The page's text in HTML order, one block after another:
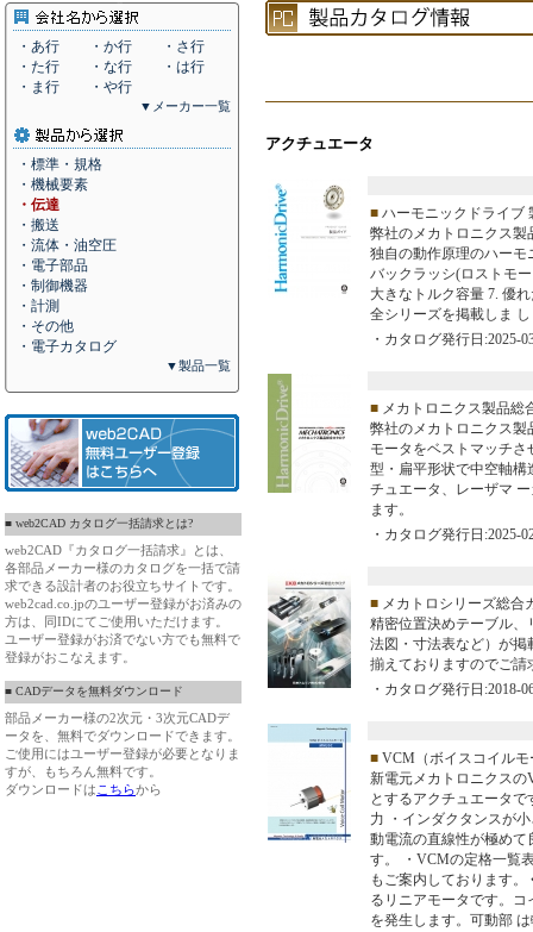
・あ行 ・か行
・さ行
・た行
・な行
・は行
・ま行
・や行
▼メーカー一覧
・標準・規格
・機械要素
・伝達
・搬送
・流体・油空圧
・電子部品
・制御機器
・計測
・その他
・電子カタログ
▼製品一覧
■ web2CAD カタログ一括請求とは?
web2CAD『カタログ一括請求』とは、
各部品メーカー様のカタログを一括で請
求できる設計者のお役立ちサイトです。
web2cad.co.jpのユーザー登録がお済みの
方は、同IDにてご使用いただけます。
ユーザー登録がお済でない方でも無料で
登録がおこなえます。
■ CADデータを無料ダウンロード
部品メーカー様の2次元・3次元CADデ
ータを、無料でダウンロードできます。
ご使用にはユーザー登録が必要となりま
すが、もちろん無料です。
ダウンロードは こちらから
アクチュエータ
■ ハーモニックドライブ
弊社のメカトロニクス
独自の動作原理のハーモ
バックラッシ(ロストモ
大きなトルク容量 7. 優
全シリーズを掲載しま
・カタログ発行日:2025-
■ メカトロニクス製品総
弊社のメカトロニクス製
モータをベストマッチ
型・扁平形状で中空軸
チュエータ、レーザマ
ます。
・カタログ発行日:2025-
■ メカトロシリーズ総合
精密位置決めテーブル
法図・寸法表など）が
揃えておりますのでご
・カタログ発行日:2018-
■ VCM（ボイスコイルモ
新電元メカトロニクス
とするアクチュエータ
力 ・インダクタンスが
動電流の直線性が極め
す。 ・VCMの定格一覧
もご案内しております
るリニアモータです。
を発生します。可動部